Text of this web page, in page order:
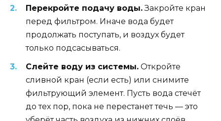
Перекройте подачу воды.Закройте кран
перед фильтром. Иначе вода будет
продолжать поступать, и воздух будет
только подсасываться.
Слейте воду из системы. Откройте
сливной кран (если есть) или снимите
фильтрующий элемент. Пусть вода стечёт
до тех пор, пока не перестанет течь — это